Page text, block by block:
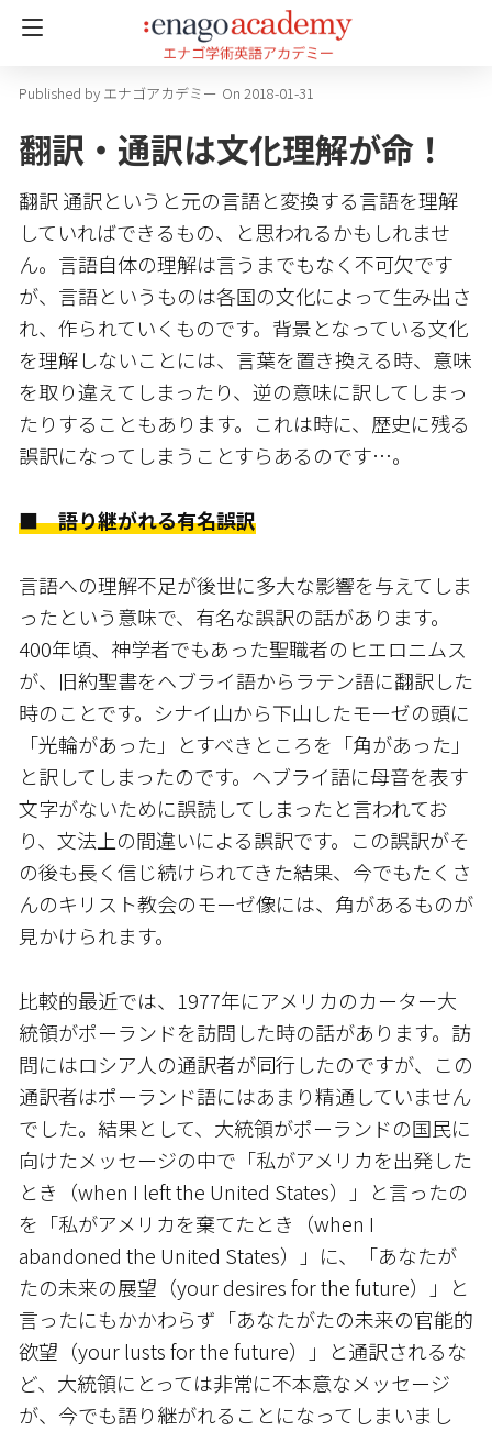
エナゴアカデミー On 2018-01-31
翻訳・通訳は文化理解が命！
翻訳 通訳というと元の言語と変換する言語を理解
していればできるもの、と思われるかもしれませ
ん。言語自体の理解は言うまでもなく不可欠です
が、言語というものは各国の文化によって生み出さ
れ、作られていくものです。背景となっている文化
を理解しないことには、言葉を置き換える時、意味
を取り違えてしまったり、逆の意味に訳してしまっ
たりすることもあります。これは時に、歴史に残る
誤訳になってしまうことすらあるのです…。
■ 語り継がれる有名誤訳
言語への理解不足が後世に多大な影響を与えてしま
ったという意味で、有名な誤訳の話があります。
400年頃、神学者でもあった聖職者のヒエロニムス
が、旧約聖書をヘブライ語からラテン語に翻訳した
時のことです。シナイ山から下山したモーゼの頭に
「光輪があった」とすべきところを「角があった」
と訳してしまったのです。ヘブライ語に母音を表す
文字がないために誤読してしまったと言われてお
り、文法上の間違いによる誤訳です。この誤訳がそ
の後も長く信じ続けられてきた結果、今でもたくさ
んのキリスト教会のモーゼ像には、角があるものが
見かけられます。
比較的最近では、1977年にアメリカのカーター大
統領がポーランドを訪問した時の話があります。訪
問にはロシア人の通訳者が同行したのですが、この
通訳者はポーランド語にはあまり精通していません
でした。結果として、大統領がポーランドの国民に
向けたメッセージの中で「私がアメリカを出発した
とき（when I left the United States）」と言ったの
を「私がアメリカを棄てたとき（when I
abandoned the United States）」に、「あなたが
たの未来の展望（your desires for the future）」と
言ったにもかかわらず「あなたがたの未来の官能的
欲望（your lusts for the future）」と通訳されるな
ど、大統領にとっては非常に不本意なメッセージ
が、今でも語り継がれることになってしまいまし